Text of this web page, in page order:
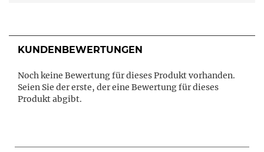
KUNDENBEWERTUNGEN
Noch keine Bewertung für dieses Produkt vorhanden.
Seien Sie der erste, der eine Bewertung für dieses
Produkt abgibt.